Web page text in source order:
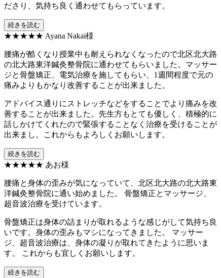
ださり、気持ち良く通わせてもらっています。
続きを読む
★★★★★ Ayana Nakai様
腰痛が酷くなり授業中も耐えられなくなったので北区北大路
の北大路東洋鍼灸整骨院に通わせてもらいました。マッサー
ジと骨盤矯正、電気治療を施してもらい、1週間程度で元の
痛みよりもかなり改善することが出来ました。
アドバイス通りにストレッチなどをすることでより痛みを改
善することが出来ました。先生方もとても優しく、積極的に
話しかけてくれたので緊張することなく治療を受けることが
出来まし。これからもよろしくお願いします。
続きを読む
★★★★★ あお様
腰痛と身体の歪みが気になっていて、北区北大路の北大路東
洋鍼灸整骨院に通い始めました。 骨盤矯正とマッサージ、
超音波治療を受けています。
骨盤矯正は身体の詰まりが取れるような感じがして気持ち良
いです。身体の歪みもマシになってきました。 マッサー
ジ、超音波治療は、身体の凝りが取れてきたように思いま
す。 これからも宜しくお願いします。
続きを読む